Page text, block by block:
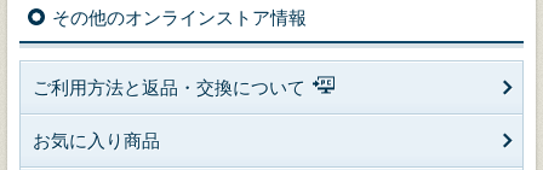
その他のオンラインストア情報
ご利用方法と返品・交換について
お気に入り商品